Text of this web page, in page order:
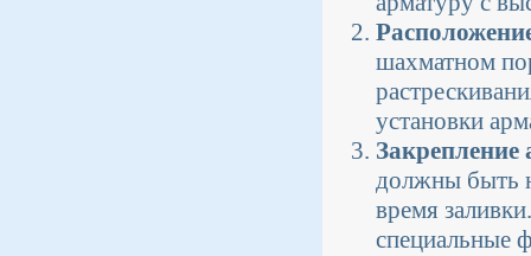
шахматном
установки
должны быть
время
специальные